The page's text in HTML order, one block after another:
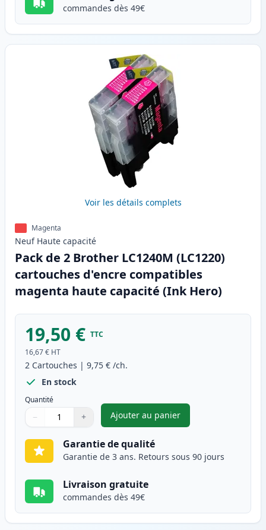
commandes dès 49€
Voir les détails complets
Magenta
Neuf Haute capacité
Pack de 2 Brother LC1240M (LC1220)
cartouches d'encre compatibles
magenta haute capacité (Ink Hero)
19,50 € TTC
16,67 € HT
2 Cartouches | 9,75 € /ch.
En stock
Quantité
Quantité
Utilisez les boutons pour ajuster
− +
Quantité
Ajouter au panier
,Pack de 2 Brother LC1240M
Garantie de qualité
Garantie de 3 ans. Retours sous 90 jours
Livraison gratuite
commandes dès 49€